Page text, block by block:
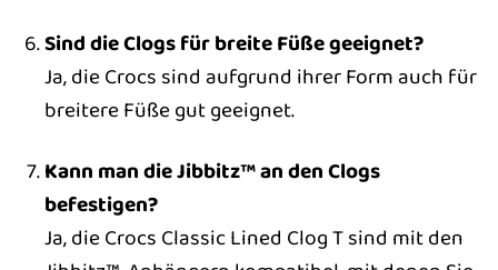
Sind die Clogs für breite Füße geeignet?
Ja, die Crocs sind aufgrund ihrer Form auch für
breitere Füße gut geeignet.
Kann man die Jibbitz™ an den Clogs
befestigen?
Ja, die Crocs Classic Lined Clog T sind mit den